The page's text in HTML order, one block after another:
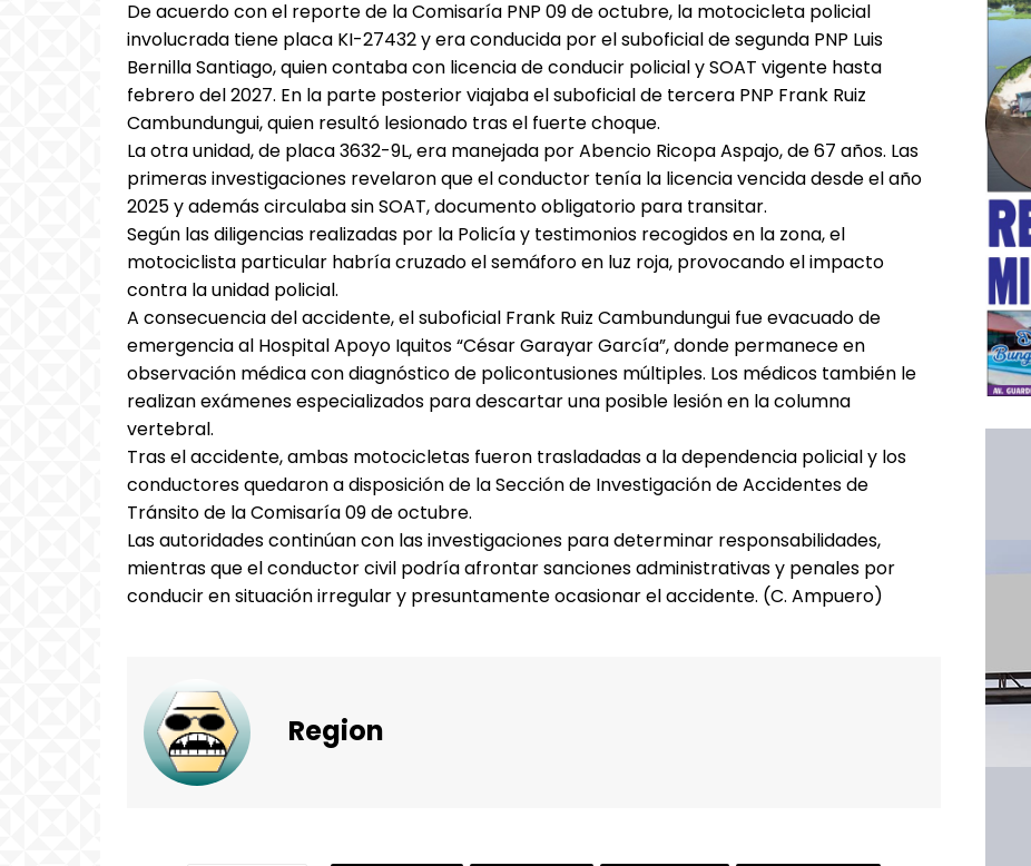
━ Planes
De acuerdo con el reporte de la Comisaría PNP 09 de octubre, la motocicleta policial
involucrada tiene placa KI-27432 y era conducida por el suboficial de segunda PNP Luis
Bernilla Santiago, quien contaba con licencia de conducir policial y SOAT vigente hasta
febrero del 2027. En la parte posterior viajaba el suboficial de tercera PNP Frank Ruiz
Cambundungui, quien resultó lesionado tras el fuerte choque.
La otra unidad, de placa 3632-9L, era manejada por Abencio Ricopa Aspajo, de 67 años. Las
primeras investigaciones revelaron que el conductor tenía la licencia vencida desde el año
2025 y además circulaba sin SOAT, documento obligatorio para transitar.
Según las diligencias realizadas por la Policía y testimonios recogidos en la zona, el
motociclista particular habría cruzado el semáforo en luz roja, provocando el impacto
contra la unidad policial.
A consecuencia del accidente, el suboficial Frank Ruiz Cambundungui fue evacuado de
emergencia al Hospital Apoyo Iquitos “César Garayar García”, donde permanece en
observación médica con diagnóstico de policontusiones múltiples. Los médicos también le
realizan exámenes especializados para descartar una posible lesión en la columna
vertebral.
Tras el accidente, ambas motocicletas fueron trasladadas a la dependencia policial y los
conductores quedaron a disposición de la Sección de Investigación de Accidentes de
Tránsito de la Comisaría 09 de octubre.
Las autoridades continúan con las investigaciones para determinar responsabilidades,
mientras que el conductor civil podría afrontar sanciones administrativas y penales por
conducir en situación irregular y presuntamente ocasionar el accidente. (C. Ampuero)
Region